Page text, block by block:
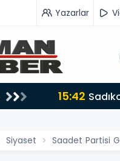
Yazarlar
15:42
Siyaset Saadet Partisi